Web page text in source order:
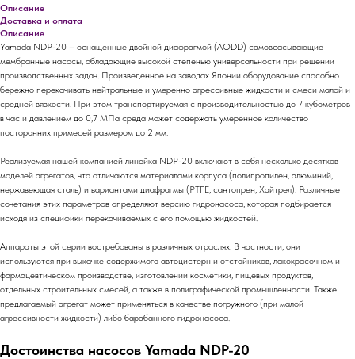
Описание
Доставка и оплата
Описание
Yamada NDP-20 – оснащенные двойной диафрагмой (AODD) самовсасывающие
мембранные насосы, обладающие высокой степенью универсальности при решении
производственных задач. Произведенное на заводах Японии оборудование способно
бережно перекачивать нейтральные и умеренно агрессивные жидкости и смеси малой и
средней вязкости. При этом транспортируемая с производительностью до 7 кубометров
в час и давлением до 0,7 МПа среда может содержать умеренное количество
посторонних примесей размером до 2 мм.
Реализуемая нашей компанией линейка NDP-20 включают в себя несколько десятков
моделей агрегатов, что отличаются материалами корпуса (полипропилен, алюминий,
нержавеющая сталь) и вариантами диафрагмы (PTFE, сантопрен, Хайтрел). Различные
сочетания этих параметров определяют версию гидронасоса, которая подбирается
исходя из специфики перекачиваемых с его помощью жидкостей.
Аппараты этой серии востребованы в различных отраслях. В частности, они
используются при выкачке содержимого автоцистерн и отстойников, лакокрасочном и
фармацевтическом производстве, изготовлении косметики, пищевых продуктов,
отдельных строительных смесей, а также в полиграфической промышленности. Также
предлагаемый агрегат может применяться в качестве погружного (при малой
агрессивности жидкости) либо барабанного гидронасоса.
Достоинства насосов Yamada NDP-20